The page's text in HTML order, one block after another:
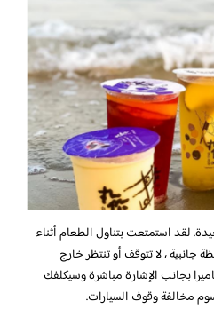
جيدة. لقد استمتعت بتناول الطعام أثناء
، لا تتوقف أو تنتظر خارج
بجانب الإشارة مباشرة وسيكلفك
مخالفة وقوف السيارات.